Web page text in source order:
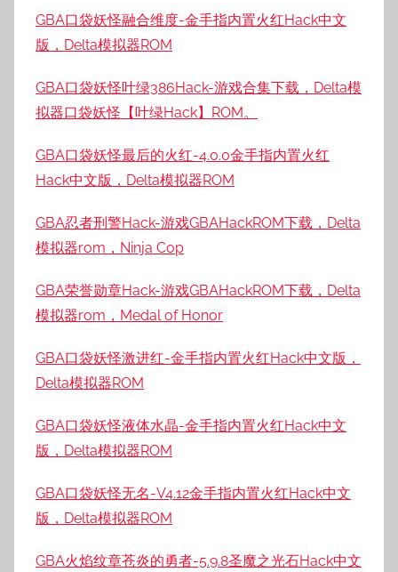
GBA口袋妖怪融合维度-金手指内置火红Hack中文
版，Delta模拟器ROM
GBA口袋妖怪叶绿386Hack-游戏合集下载，Delta模
拟器口袋妖怪【叶绿Hack】ROM。
GBA口袋妖怪最后的火红-4.0.0金手指内置火红
Hack中文版，Delta模拟器ROM
GBA忍者刑警Hack-游戏GBAHackROM下载，Delta
模拟器rom，Ninja Cop
GBA荣誉勋章Hack-游戏GBAHackROM下载，Delta
模拟器rom，Medal of Honor
GBA口袋妖怪激进红-金手指内置火红Hack中文版，
Delta模拟器ROM
GBA口袋妖怪液体水晶-金手指内置火红Hack中文
版，Delta模拟器ROM
GBA口袋妖怪无名-V4.12金手指内置火红Hack中文
版，Delta模拟器ROM
GBA火焰纹章苍炎的勇者-5.9.8圣魔之光石Hack中文